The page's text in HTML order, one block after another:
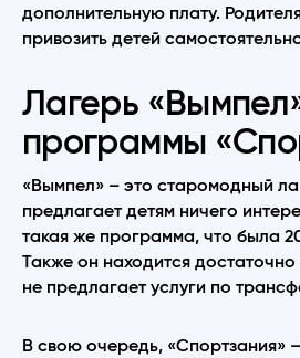
дополнительную плату.
привозить детей
Лагерь
программы
«Вымпел» – это старомодный
предлагает детям ничего
такая же программа, что была
Также он находится
не предлагает услуги по
В свою очередь, «Спортзания»